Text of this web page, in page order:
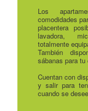
Los
comodidades
placentera
lavadora,
totalmente
También
sábanas para tu
Cuentan con
y salir para
cuando se